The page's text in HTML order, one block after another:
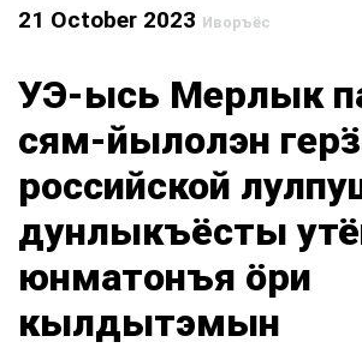
21 October 2023 Иворъёс
УЭ-ысь Мерлык
сям-йылолэн
российской
дунлыкъёсты
юнматонъя ӧри
кылдытэмын